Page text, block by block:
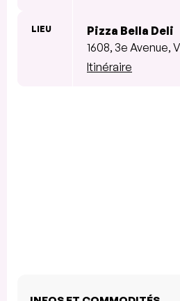
LIEU
Pizza Bella Deli
1608, 3e Avenue,
Itinéraire